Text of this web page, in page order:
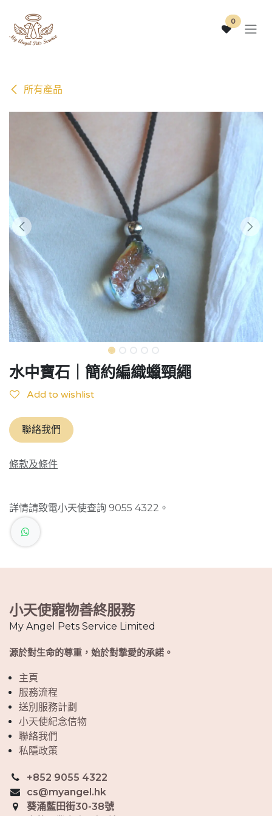
0
所有產品
水中寶石｜簡約編織蠟頸繩
Add to wishlist
聯絡我們
條款及條件
詳情請致電小天使查詢 9055 4322。
小天使寵物善終服務
My Angel Pets Service Limited
源於對生命的尊重，始於對摯愛的承諾。
主頁
服務流程
送別服務計劃
小天使紀念信物
聯絡我們
私隱政策
+852 9055 4322
cs@myangel.hk
葵涌藍田街30-38號